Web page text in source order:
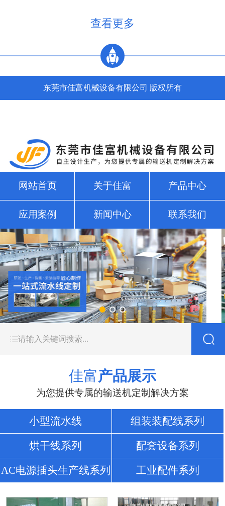
外一个开关）。配电箱的N接零线，A, B, C接电源的三相电源，
U, V, W接电动机，3，4接调速电机的F1, F2。5，6...
查看更多
东莞市佳富机械设备有限公司 版权所有
网站首页 关于佳富 产品中心
应用案例 新闻中心 联系我们
佳富产品展示
为您提供专属的输送机定制解决方案
小型流水线 组装装配线系列
烘干线系列 配套设备系列
AC电源插头生产线系列 工业配件系列